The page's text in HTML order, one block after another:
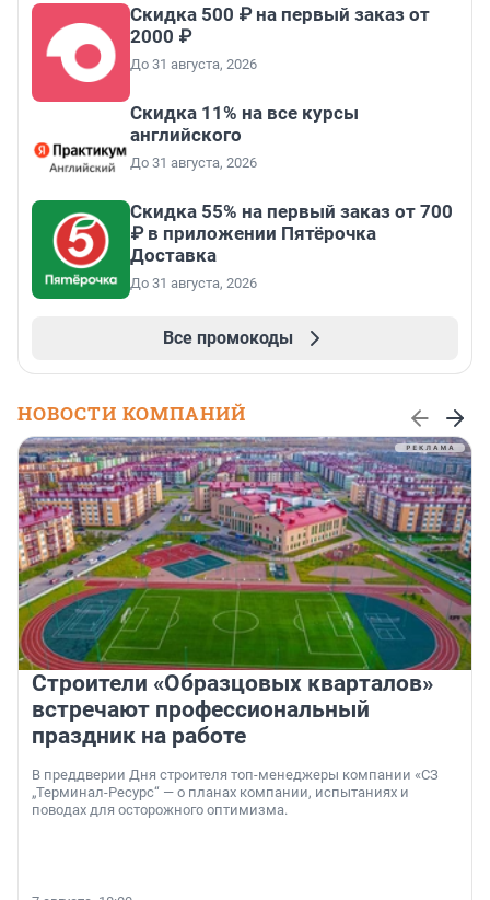
Скидка 500 ₽ на первый заказ от
2000 ₽
До 31 августа, 2026
Скидка 11% на все курсы
английского
До 31 августа, 2026
Скидка 55% на первый заказ от 700
₽ в приложении Пятёрочка
Доставка
До 31 августа, 2026
Все промокоды
НОВОСТИ КОМПАНИЙ
Строители «Образцовых кварталов»
встречают профессиональный
праздник на работе
В преддверии Дня строителя топ-менеджеры компании «СЗ
„Терминал-Ресурс“ — о планах компании, испытаниях и
поводах для осторожного оптимизма.